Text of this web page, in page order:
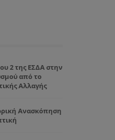
2 της ΕΣΔΑ στην
από το
Αλλαγής
Ανασκόπηση